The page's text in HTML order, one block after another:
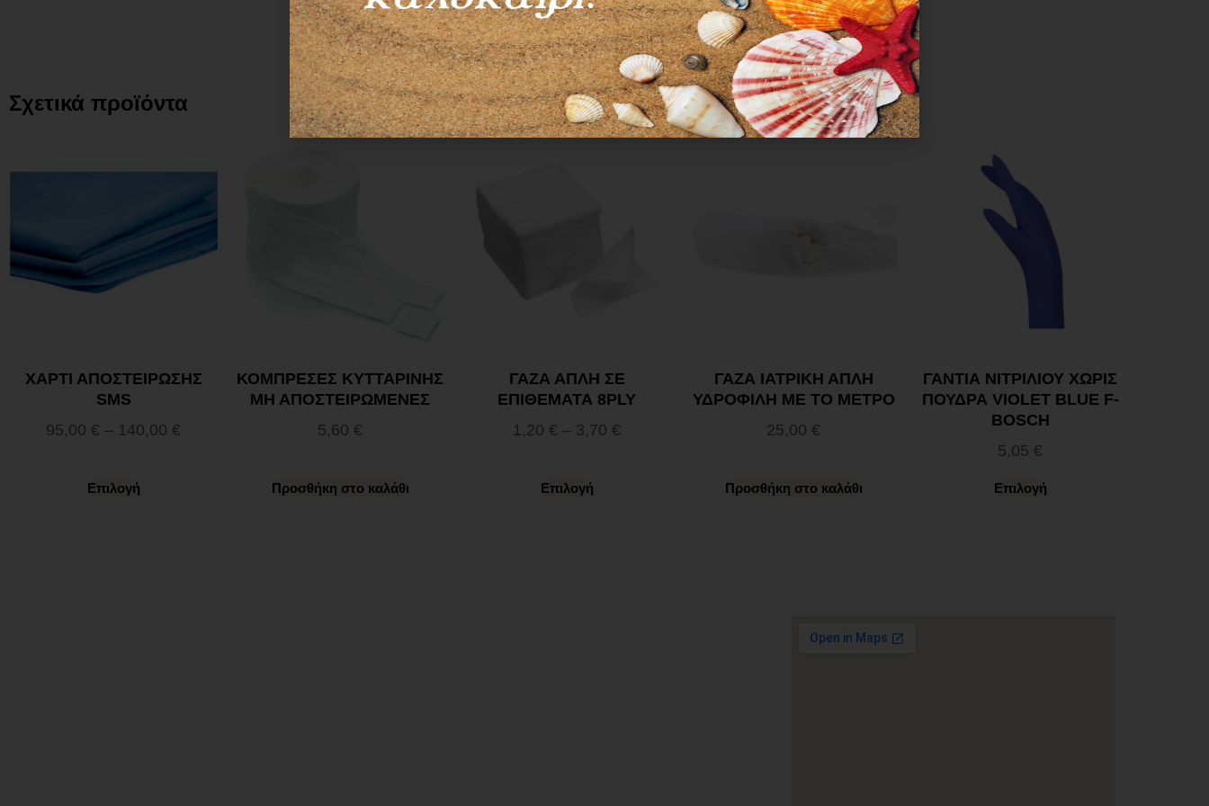
προτιμολογίου και ενδέχεται να αλλάξουν χωρίς ειδοποίηση.
Σχετικά προϊόντα
ΧΑΡΤΙ ΑΠΟΣΤΕΙΡΩΣΗΣ
SMS
95,00 € – 140,00 €
Επιλογή
ΚΟΜΠΡΕΣΕΣ ΚΥΤΤΑΡΙΝΗΣ
ΜΗ ΑΠΟΣΤΕΙΡΩΜΕΝΕΣ
5,60 €
Προσθήκη στο καλάθι
ΓΑΖΑ ΑΠΛΗ ΣΕ
ΕΠΙΘΕΜΑΤΑ 8PLY
1,20 € – 3,70 €
Επιλογή
ΓΑΖΑ ΙΑΤΡΙΚΗ ΑΠΛΗ
ΥΔΡΟΦΙΛΗ ΜΕ ΤΟ ΜΕΤΡΟ
25,00 €
Προσθήκη στο καλάθι
ΓΑΝΤΙΑ ΝΙΤΡΙΛΙΟΥ ΧΩΡΙΣ
ΠΟΥΔΡΑ VIOLET BLUE F-
BOSCH
5,05 €
Επιλογή